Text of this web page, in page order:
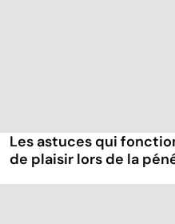
Les astuces qui
de plaisir lors de la